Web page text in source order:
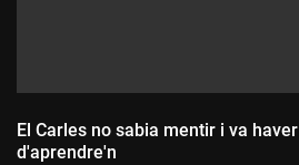
El Carles no sabia mentir i va haver
d'aprendre'n